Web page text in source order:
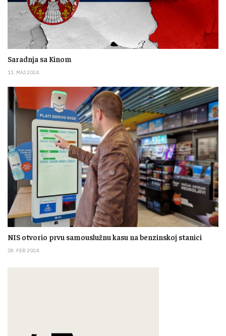
Saradnja sa Kinom
11. MAJ 2024.
NIS otvorio prvu samouslužnu kasu na benzinskoj stanici
28. FEB 2024.